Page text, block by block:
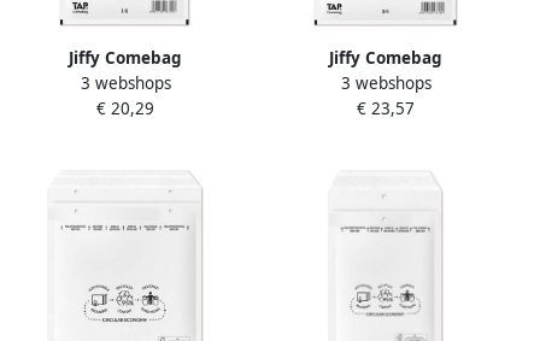
Jiffy Comebag
luchtkussenenveloppen ft
230 x 340 mm met
3 webshops
€ 20,29
Jiffy Comebag
luchtkussenenveloppen ft
270 x 360 mm met
3 webshops
€ 23,57